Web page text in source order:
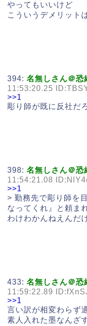
やってもいいけど
こういうデメリット
394: 名無しさん＠恐
11:53:20.25
>>1
彫り師が既に反社だ
398: 名無しさん＠恐
11:54:21.08
>>1
> 勤務先で彫り師を
なってくれ』と頼ま
わけわかんねえんだ
433: 名無しさん＠恐
11:59:22.89
>>1
言い訳が相変わらず
素人入れた墨なんざ